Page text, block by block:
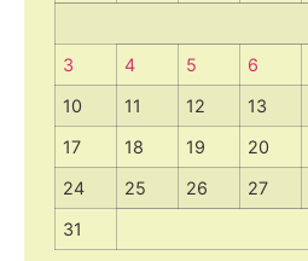
3
4 5 6
10
11 12 13
17
18 19 20
24
25 26 27
31